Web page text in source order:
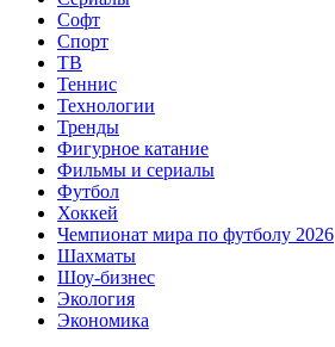
Софт
Спорт
ТВ
Теннис
Технологии
Тренды
Фигурное катание
Фильмы и сериалы
Футбол
Хоккей
Чемпионат мира по футболу 2026
Шахматы
Шоу-бизнес
Экология
Экономика